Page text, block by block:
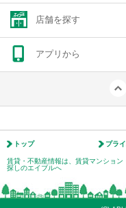
店舗を探す
アプリから
トップ プラ
賃貸・不動産情報は、賃貸マンショ
探しのエイブルへ